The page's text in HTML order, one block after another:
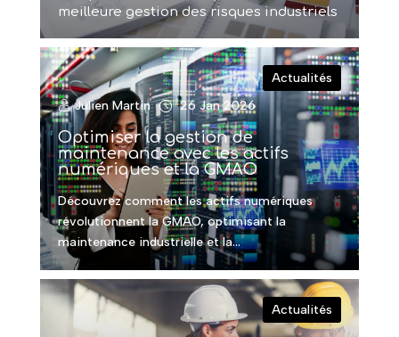
meilleure gestion des risques industriels
Actualités
Julien Martin
26 Jan 2026
Optimiser la gestion de
maintenance avec les actifs
numériques et la GMAO
Découvrez comment les actifs numériques
révolutionnent la GMAO, optimisant la
maintenance industrielle et la...
Actualités